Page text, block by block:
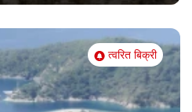
त्वरित बिक्री